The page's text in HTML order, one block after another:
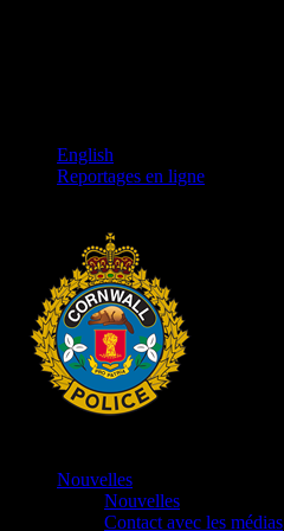
English
Reportages en ligne
Nouvelles
Nouvelles
Contact avec les médias